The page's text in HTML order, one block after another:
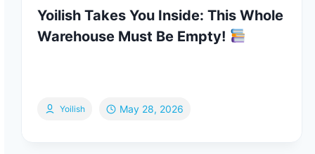
Yoilish Takes You Inside: This Whole
Warehouse Must Be Empty!
Yoilish May 28, 2026